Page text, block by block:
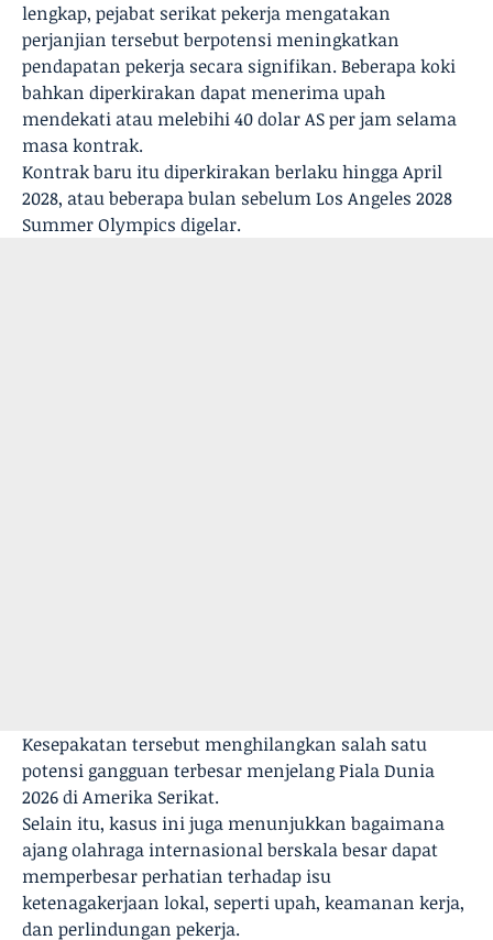
lengkap, pejabat serikat pekerja mengatakan
perjanjian tersebut berpotensi meningkatkan
pendapatan pekerja secara signifikan. Beberapa koki
bahkan diperkirakan dapat menerima upah
mendekati atau melebihi 40 dolar AS per jam selama
masa kontrak.
Kontrak baru itu diperkirakan berlaku hingga April
2028, atau beberapa bulan sebelum Los Angeles 2028
Summer Olympics digelar.
Kesepakatan tersebut menghilangkan salah satu
potensi gangguan terbesar menjelang Piala Dunia
2026 di Amerika Serikat.
Selain itu, kasus ini juga menunjukkan bagaimana
ajang olahraga internasional berskala besar dapat
memperbesar perhatian terhadap isu
ketenagakerjaan lokal, seperti upah, keamanan kerja,
dan perlindungan pekerja.